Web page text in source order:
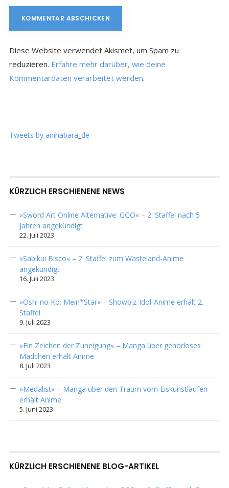
Diese Website verwendet Akismet, um Spam zu
reduzieren. Erfahre mehr darüber, wie deine
Kommentardaten verarbeitet werden.
Tweets by anihabara_de
KÜRZLICH ERSCHIENENE NEWS
»Sword Art Online Alternative: GGO« – 2. Staffel nach 5
Jahren angekündigt
22. Juli 2023
»Sabikui Bisco« – 2. Staffel zum Wasteland-Anime
angekündigt
16. Juli 2023
»Oshi no Ko: Mein*Star« – Showbiz-Idol-Anime erhält 2.
Staffel
9. Juli 2023
»Ein Zeichen der Zuneigung« – Manga über gehörloses
Mädchen erhält Anime
8. Juli 2023
»Medalist« – Manga über den Traum vom Eiskunstlaufen
erhält Anime
5. Juni 2023
KÜRZLICH ERSCHIENENE BLOG-ARTIKEL